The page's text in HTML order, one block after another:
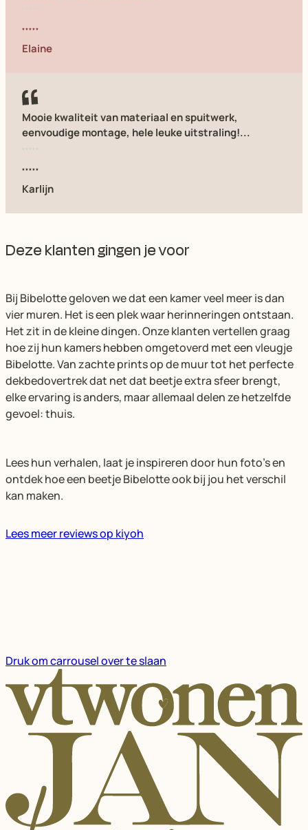
Elaine
Mooie kwaliteit van materiaal en spuitwerk,
eenvoudige montage, hele leuke uitstraling!...
Karlijn
Deze klanten gingen je voor
Bij Bibelotte geloven we dat een kamer veel meer is dan
vier muren. Het is een plek waar herinneringen ontstaan.
Het zit in de kleine dingen. Onze klanten vertellen graag
hoe zij hun kamers hebben omgetoverd met een vleugje
Bibelotte. Van zachte prints op de muur tot het perfecte
dekbedovertrek dat net dat beetje extra sfeer brengt,
elke ervaring is anders, maar allemaal delen ze hetzelfde
gevoel: thuis.
Lees hun verhalen, laat je inspireren door hun foto’s en
ontdek hoe een beetje Bibelotte ook bij jou het verschil
kan maken.
Lees meer reviews op kiyoh
Druk om carrousel over te slaan